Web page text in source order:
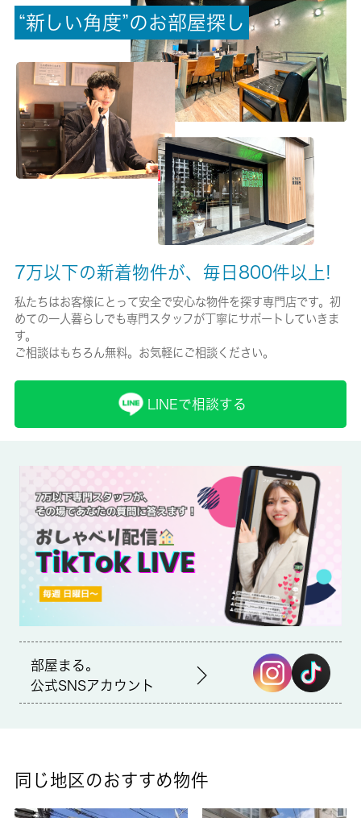
-/-
有/20000円
保険名/保険期間
-/2年
保証人代行
賃貸区分/契約期間
一般/2年
取引形態
仲介
備考
ビニがあるのもポイント。収納はクロゼット・シューズボックス
など豊富なので、衣類や履き物の整理がしやすく便利です。賃料
が月7万円の物件です。当社は杉並区に密着しており、多種多様
な賃貸住宅情報をお取り扱いしております。ご希望の条件がござ
いましたら、当社へお問い合わせ下さい。☆外国籍：不可
初期費用のクレジット決済が可能
“新 し い角 度”のお部屋探 し
7万以下の新着物件が、毎日800件以上!
私たちはお客様にとって安全で安心な物件を探す専門店です。初
めての一人暮らしでも専門スタッフが丁寧にサポートしていきま
す。
ご相談はもちろん無料。お気軽にご相談ください。
LINEで相談する
部屋まる。
公式SNSアカウント
同じ地区のおすすめ物件